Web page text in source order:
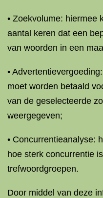
• Zoekvolume: hiermee
aantal keren dat een
van woorden in een
•
moet worden betaald
van de geselecteerde
weergegeven;
• Concurrentieanalyse:
hoe sterk concurrentie
trefwoordgroepen.
Door middel van deze